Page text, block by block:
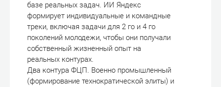
базе реальных задач. ИИ Яндекс
формирует индивидуальные и командные
треки, включая задачи для 2 го и 4 го
поколений молодежи, чтобы они получали
собственный жизненный опыт на
реальных контурах.
Два контура ФЦП. Военно промышленный
(формирование технократической элиты) и